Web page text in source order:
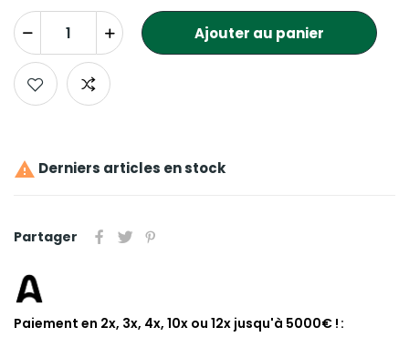
Ajouter au panier
 Derniers articles en stock
Partager
Paiement en 2x, 3x, 4x, 10x ou 12x jusqu'à 5000€ !